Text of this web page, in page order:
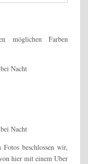
möglichen Farben
beschlossen wir,
hier mit einem Uber